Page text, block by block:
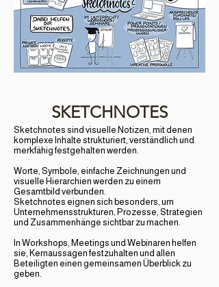
SKETCHNOTES
Sketchnotes sind visuelle Notizen, mit denen
komplexe Inhalte strukturiert, verständlich und
merkfähig festgehalten werden.
Worte, Symbole, einfache Zeichnungen und
visuelle Hierarchien werden zu einem
Gesamtbild verbunden.
Sketchnotes eignen sich besonders, um
Unternehmensstrukturen, Prozesse, Strategien
und Zusammenhänge sichtbar zu machen.
In Workshops, Meetings und Webinaren helfen
sie, Kernaussagen festzuhalten und allen
Beteiligten einen gemeinsamen Überblick zu
geben.